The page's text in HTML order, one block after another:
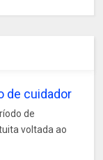
de cuidador
de
voltada ao